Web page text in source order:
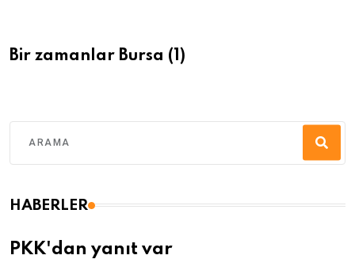
Bir zamanlar Bursa (1)
HABERLER
PKK'dan yanıt var